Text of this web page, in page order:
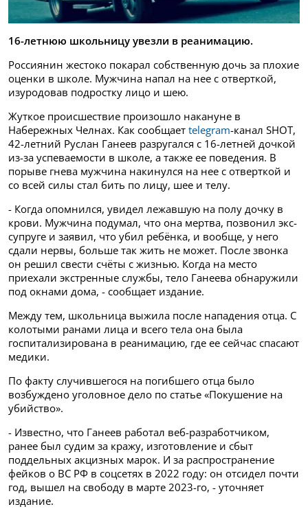
16-летнюю школьницу увезли в реанимацию.
Россиянин жестоко покарал собственную дочь за плохие
оценки в школе. Мужчина напал на нее с отверткой,
изуродовав подростку лицо и шею.
Жуткое происшествие произошло накануне в
Набережных Челнах. Как сообщает telegram-канал SHOT,
42-летний Руслан Ганеев разругался с 16-летней дочкой
из-за успеваемости в школе, а также ее поведения. В
порыве гнева мужчина накинулся на нее с отверткой и
со всей силы стал бить по лицу, шее и телу.
- Когда опомнился, увидел лежавшую на полу дочку в
крови. Мужчина подумал, что она мертва, позвонил экс-
супруге и заявил, что убил ребёнка, и вообще, у него
сдали нервы, больше так жить не может. После звонка
он решил свести счёты с жизнью. Когда на место
приехали экстренные службы, тело Ганеева обнаружили
под окнами дома, - сообщает издание.
Между тем, школьница выжила после нападения отца. С
колотыми ранами лица и всего тела она была
госпитализирована в реанимацию, где ее сейчас спасают
медики.
По факту случившегося на погибшего отца было
возбуждено уголовное дело по статье «Покушение на
убийство».
- Известно, что Ганеев работал веб-разработчиком,
ранее был судим за кражу, изготовление и сбыт
поддельных акцизных марок. И за распространение
фейков о ВС РФ в соцсетях в 2022 году: он отсидел почти
год, вышел на свободу в марте 2023-го, - уточняет
издание.